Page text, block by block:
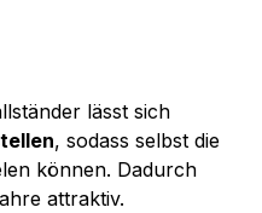
lässt sich
, sodass selbst die
können. Dadurch
attraktiv.